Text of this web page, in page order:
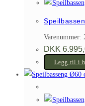
Varenummer:
DKK
Legg til i